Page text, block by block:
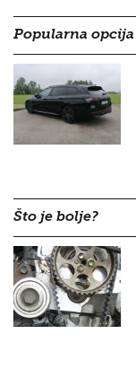
Popularna opcija
Što je bolje?